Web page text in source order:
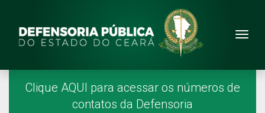
Site da Defensoria
Menu Principal
Página Inicial
Clique AQUI para acessar os números de
contatos da Defensoria